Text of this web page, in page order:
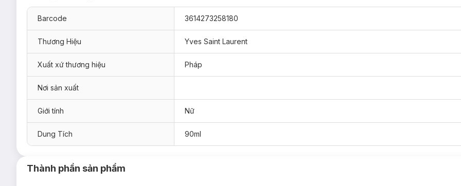
Hương cà phê lôi cuốn thoảng thoảng cùng bột cacao ngọt ngào ngây lập tức quyến rũ các khứu giá. Hương hoa cam trắng tươi tắn,
vị càng trở nên day dứt khó quên.
Barcode 3614273258180
Thương Hiệu Yves Saint Laurent
Xuất xứ thương hiệu Pháp
Nơi sản xuất
Giới tính Nữ
Dung Tích 90ml
Thành phần sản phẩm